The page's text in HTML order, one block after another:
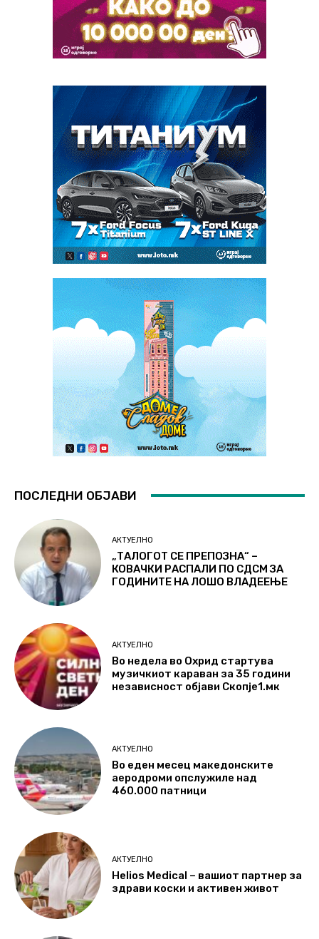
ПОСЛЕДНИ ОБЈАВИ
АКТУЕЛНО
„ТАЛОГОТ СЕ ПРЕПОЗНА“ –
КОВАЧКИ РАСПАЛИ ПО СДСМ ЗА
ГОДИНИТЕ НА ЛОШО ВЛАДЕЕЊЕ
АКТУЕЛНО
Во недела во Охрид стартува
музичкиот караван за 35 години
независност објави Скопје1.мк
АКТУЕЛНО
Во еден месец македонските
аеродроми опслужиле над
460.000 патници
АКТУЕЛНО
Helios Medical – вашиот партнер за
здрави коски и активен живот